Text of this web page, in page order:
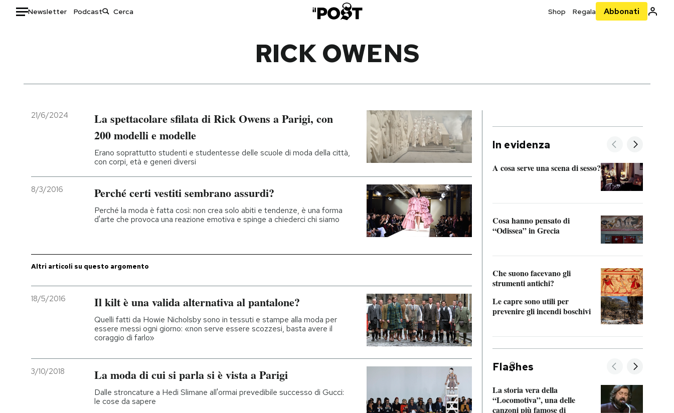
Newsletter Podcast Shop Regala Abbonati
Italia
Politica
Economia
Moda
Ok Boomer!
Media
Mondiali calcio 2026
CALENDARIO
RICK OWENS
21/6/2024
La spettacolare sfilata di Rick Owens a Parigi, con
200 modelli e modelle
Erano soprattutto studenti e studentesse delle scuole di moda della città,
con corpi, età e generi diversi
8/3/2016 Perché certi vestiti sembrano assurdi?
Perché la moda è fatta così: non crea solo abiti e tendenze, è una forma
d'arte che provoca una reazione emotiva e spinge a chiederci chi siamo
Altri articoli su questo argomento
18/5/2016 Il kilt è una valida alternativa al pantalone?
Quelli fatti da Howie Nicholsby sono in tessuti e stampe alla moda per
essere messi ogni giorno: «non serve essere scozzesi, basta avere il
coraggio di farlo»
3/10/2018 La moda di cui si parla si è vista a Parigi
Dalle stroncature a Hedi Slimane all'ormai prevedibile successo di Gucci:
le cose da sapere
In evidenza
A cosa serve una scena di sesso?
Cosa hanno pensato di
“Odissea” in Grecia
Che suono facevano gli
strumenti antichi?
Le capre sono utili per
prevenire gli incendi boschivi
Fla hes
La storia vera della
“Locomotiva”, una delle
canzoni più famose di